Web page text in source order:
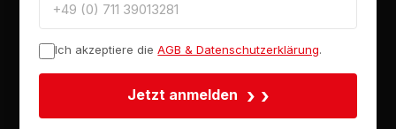
Ich akzeptiere die AGB & Datenschutzerklärung.
Jetzt anmelden ›